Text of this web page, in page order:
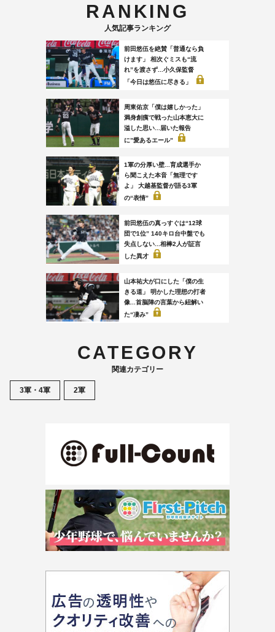
RANKING
人気記事ランキング
前田悠伍を絶賛「普通なら負
けます」 相次ぐミスも“流
れ”を渡さず...小久保監督
「今日は悠伍に尽きる」
周東佑京「僕は嬉しかった」
満身創痍で戦った山本恵大に
溢した思い...届いた報告
に”愛あるエール”
1軍の分厚い壁...育成選手か
ら聞こえた本音「無理です
よ」 大越基監督が語る3軍
の“表情”
前田悠伍の真っすぐは“12球
団で1位” 140キロ台中盤でも
失点しない...相棒2人が証言
した異才
山本祐大が口にした「僕の生
きる道」 明かした理想の打者
像...首脳陣の言葉から紐解い
た“凄み”
CATEGORY
関連カテゴリー
3軍・4軍 2軍